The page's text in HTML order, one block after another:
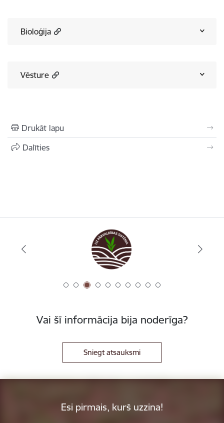
Bioloģija
Vēsture
Drukāt lapu
Dalīties
Vai šī informācija bija noderīga?
Sniegt atsauksmi
Esi pirmais, kurš uzzina!